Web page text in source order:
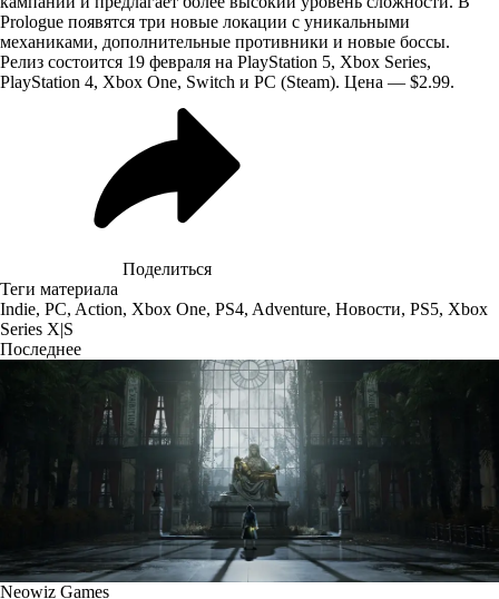
Prologue появятся три новые локации с уникальными
механиками, дополнительные противники и новые боссы.
Релиз состоится 19 февраля на PlayStation 5, Xbox Series,
PlayStation 4, Xbox One, Switch и PC (Steam). Цена — $2.99.
Поделиться
Теги материала
Indie, PC, Action, Xbox One, PS4, Adventure, Новости, PS5, Xbox
Series X|S
Последнее
Neowiz Games